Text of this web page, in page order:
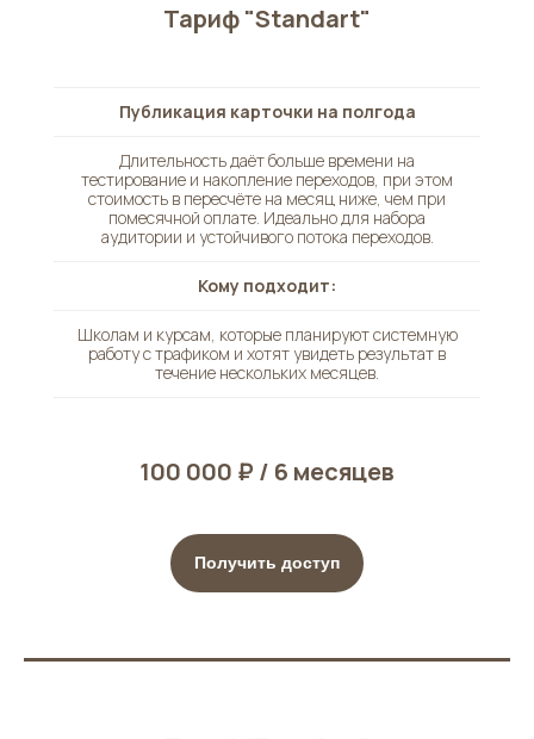
Тариф "Standart"
Публикация карточки на полгода
Длительность даёт больше времени на
тестирование и накопление переходов, при этом
стоимость в пересчёте на месяц ниже, чем при
помесячной оплате. Идеально для набора
аудитории и устойчивого потока переходов.
Кому подходит:
Школам и курсам, которые планируют системную
работу с трафиком и хотят увидеть результат в
течение нескольких месяцев.
100 000 ₽ / 6 месяцев
Получить доступ